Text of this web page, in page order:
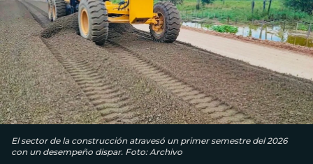
El sector de la construcción atravesó un primer semestre del 2026
con un desempeño dispar. Foto: Archivo